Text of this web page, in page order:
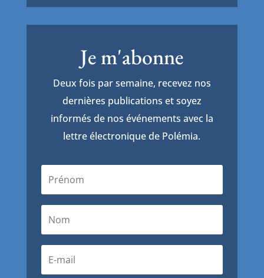
Je m'abonne
Deux fois par semaine, recevez nos
dernières publications et soyez
informés de nos événements avec la
lettre électronique de Polémia.